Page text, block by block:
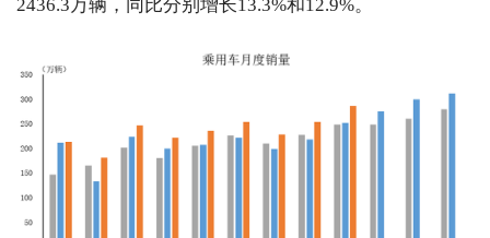
2436.3万辆，同比分别增长13.3%和12.9%。